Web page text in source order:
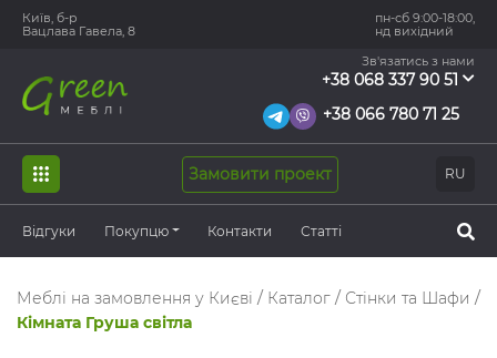
Київ, б-р
Вацлава Гавела, 8
пн-сб 9:00-18:00,
нд вихідний
Зв'язатись з нами
+38 068 337 90 51
+38 066 780 71 25
RU
Замовити проект
Відгуки Покупцю Контакти Статті
Меблі на замовлення у Києві / Каталог / Стінки та Шафи /
Кімната Груша світла